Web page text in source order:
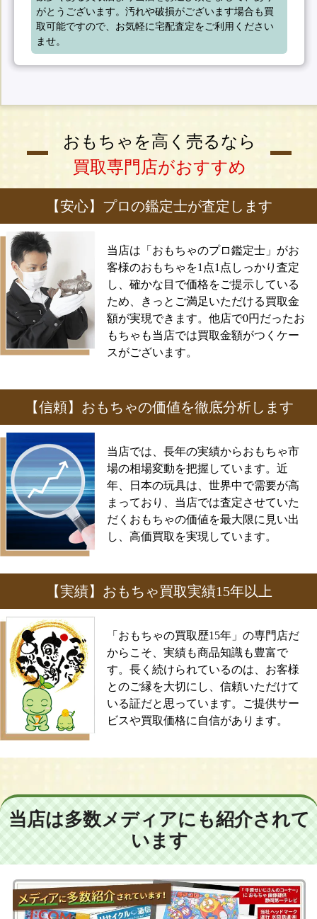
がとうございます。汚れや破損がございます場合も買
取可能ですので、お気軽に宅配査定をご利用ください
ませ。
おもちゃを高く売るなら
買取専門店がおすすめ
【安心】プロの鑑定士が査定します
当店は「おもちゃのプロ鑑定士」がお
客様のおもちゃを1点1点しっかり査定
し、確かな目で価格をご提示している
ため、きっとご満足いただける買取金
額が実現できます。他店で0円だったお
もちゃも当店では買取金額がつくケー
スがございます。
【信頼】おもちゃの価値を徹底分析します
当店では、長年の実績からおもちゃ市
場の相場変動を把握しています。近
年、日本の玩具は、世界中で需要が高
まっており、当店では査定させていた
だくおもちゃの価値を最大限に見い出
し、高価買取を実現しています。
【実績】おもちゃ買取実績15年以上
「おもちゃの買取歴15年」の専門店だ
からこそ、実績も商品知識も豊富で
す。長く続けられているのは、お客様
とのご縁を大切にし、信頼いただけて
いる証だと思っています。ご提供サー
ビスや買取価格に自信があります。
当店は多数メディアにも紹介されて
います